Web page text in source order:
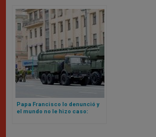
Papa Francisco lo denunció y
el mundo no le hizo caso: